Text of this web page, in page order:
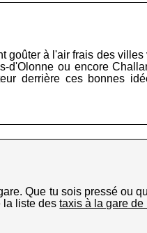
goûter à l'air frais des
d'Olonne ou encore
derrière ces bonnes
Que tu sois pressé ou
la liste destaxis à la gare